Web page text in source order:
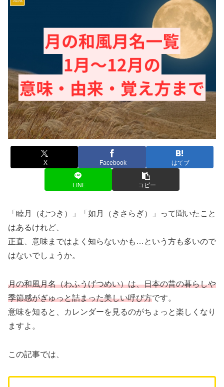
X Facebook はてブ
LINE コピー
「睦月（むつき）」「如月（きさらぎ）」って聞いたこと
はあるけれど、
正直、意味まではよく知らないかも…という方も多いので
はないでしょうか。
月の和風月名（わふうげつめい）は、日本の昔の暮らしや
季節感がぎゅっと詰まった美しい呼び方です。
意味を知ると、カレンダーを見るのがちょっと楽しくなり
ますよ。
この記事では、